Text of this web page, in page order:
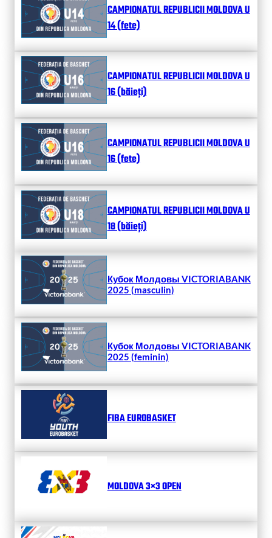
CAMPIONATUL REPUBLICII MOLDOVA U
14 (fete)
CAMPIONATUL REPUBLICII MOLDOVA U
16 (băieți)
CAMPIONATUL REPUBLICII MOLDOVA U
16 (fete)
CAMPIONATUL REPUBLICII MOLDOVA U
18 (băieți)
Кубок Молдовы VICTORIABANK
2025 (masculin)
Кубок Молдовы VICTORIABANK
2025 (feminin)
FIBA EUROBASKET
MOLDOVA 3×3 OPEN